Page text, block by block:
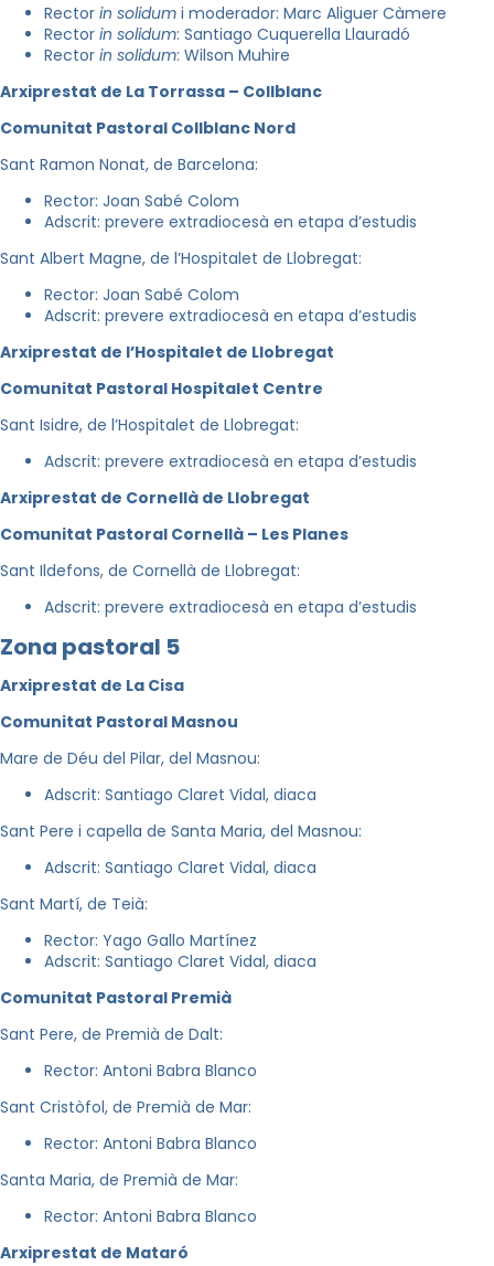
Rector in solidum i moderador: Marc Aliguer Càmere
Rector in solidum: Santiago Cuquerella Llauradó
Rector in solidum: Wilson Muhire
Arxiprestat de La Torrassa – Collblanc
Comunitat Pastoral Collblanc Nord
Sant Ramon Nonat, de Barcelona:
Rector: Joan Sabé Colom
Adscrit: prevere extradiocesà en etapa d’estudis
Sant Albert Magne, de l’Hospitalet de Llobregat:
Rector: Joan Sabé Colom
Adscrit: prevere extradiocesà en etapa d’estudis
Arxiprestat de l’Hospitalet de Llobregat
Comunitat Pastoral Hospitalet Centre
Sant Isidre, de l’Hospitalet de Llobregat:
Adscrit: prevere extradiocesà en etapa d’estudis
Arxiprestat de Cornellà de Llobregat
Comunitat Pastoral Cornellà – Les Planes
Sant Ildefons, de Cornellà de Llobregat:
Adscrit: prevere extradiocesà en etapa d’estudis
Zona pastoral 5
Arxiprestat de La Cisa
Comunitat Pastoral Masnou
Mare de Déu del Pilar, del Masnou:
Adscrit: Santiago Claret Vidal, diaca
Sant Pere i capella de Santa Maria, del Masnou:
Adscrit: Santiago Claret Vidal, diaca
Sant Martí, de Teià:
Rector: Yago Gallo Martínez
Adscrit: Santiago Claret Vidal, diaca
Comunitat Pastoral Premià
Sant Pere, de Premià de Dalt:
Rector: Antoni Babra Blanco
Sant Cristòfol, de Premià de Mar:
Rector: Antoni Babra Blanco
Santa Maria, de Premià de Mar:
Rector: Antoni Babra Blanco
Arxiprestat de Mataró